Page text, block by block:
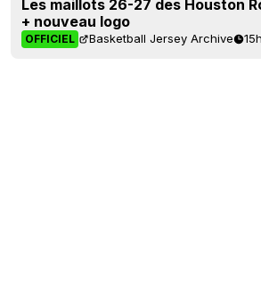
Les maillots 26-27 des Houston
+ nouveau logo
OFFICIEL Basketball Jersey Archive 15h